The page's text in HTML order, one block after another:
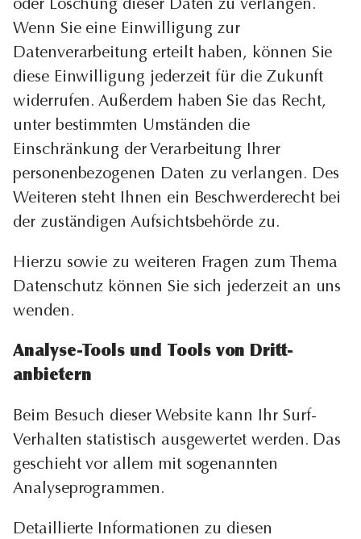
oder Löschung dieser Daten zu verlangen.
Wenn Sie eine Einwilligung zur
Datenverarbeitung erteilt haben, können Sie
diese Einwilligung jederzeit für die Zukunft
widerrufen. Außerdem haben Sie das Recht,
unter bestimmten Umständen die
Einschränkung der Verarbeitung Ihrer
personenbezogenen Daten zu verlangen. Des
Weiteren steht Ihnen ein Beschwerderecht bei
der zuständigen Aufsichtsbehörde zu.
Hierzu sowie zu weiteren Fragen zum Thema
Datenschutz können Sie sich jederzeit an uns
wenden.
Analyse-Tools und Tools von Dritt­
anbietern
Beim Besuch dieser Website kann Ihr Surf-
Verhalten statistisch ausgewertet werden. Das
geschieht vor allem mit sogenannten
Analyseprogrammen.
Detaillierte Informationen zu diesen